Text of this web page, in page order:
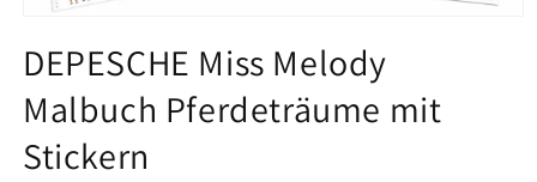
in
Modal
öffnen
DEPESCHE Miss Melody
Malbuch Pferdeträume mit
Stickern